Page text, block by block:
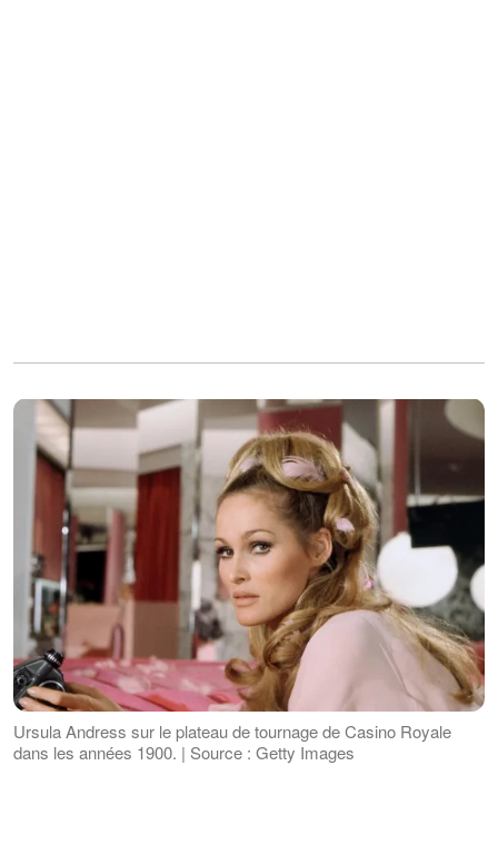
Ursula Andress sur le plateau de tournage de Casino Royale
dans les années 1900. | Source : Getty Images